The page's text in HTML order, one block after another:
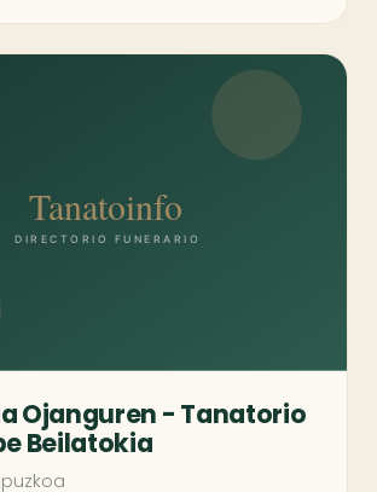
Ojanguren - Tanatorio
Beilatokia